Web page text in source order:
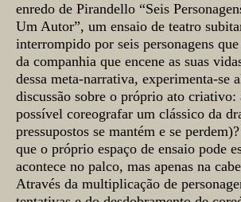
enredo de Pirandello “Seis
Um Autor”, um ensaio de teatro
interrompido por seis personagens
da companhia que encene as suas
dessa meta-narrativa, experimenta-se
discussão sobre o próprio ato criativo:
possível coreografar um clássico da
pressupostos se mantém e se
que o próprio espaço de ensaio pode
acontece no palco, mas apenas na
Através da multiplicação de